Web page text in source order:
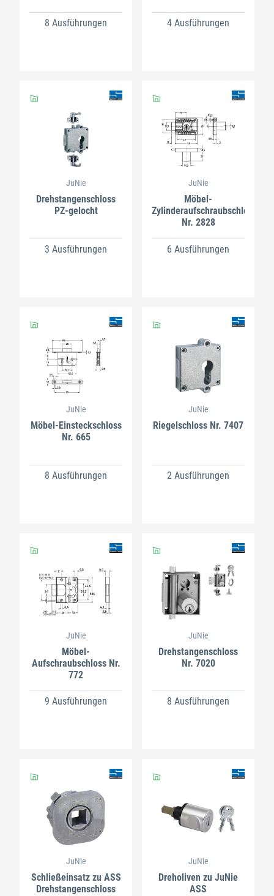
8 Ausführungen 4 Ausführungen
JuNie
Drehstangenschloss
PZ-gelocht
3 Ausführungen
JuNie
Möbel-
Zylinderaufschraubschloss
Nr. 2828
6 Ausführungen
JuNie
Möbel-Einsteckschloss
Nr. 665
8 Ausführungen
JuNie
Riegelschloss Nr. 7407
2 Ausführungen
JuNie
Möbel-
Aufschraubschloss Nr.
772
9 Ausführungen
JuNie
Drehstangenschloss
Nr. 7020
8 Ausführungen
JuNie
Schließeinsatz zu ASS
Drehstangenschloss
JuNie
Dreholiven zu JuNie
ASS